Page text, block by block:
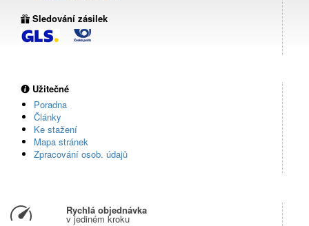
Sledování zásilek
Užitečné
Poradna
Články
Ke stažení
Mapa stránek
Zpracování osob. údajů
Rychlá objednávka
v jediném kroku